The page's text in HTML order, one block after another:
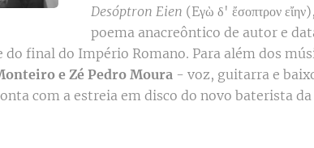
Desóptron Eien (Eγὼ δ' ἔσοπτρον
poema anacreôntico de autor e
do final do Império Romano. Para além dos
e Zé Pedro Moura - voz, guitarra e
com a estreia em disco do novo baterista da